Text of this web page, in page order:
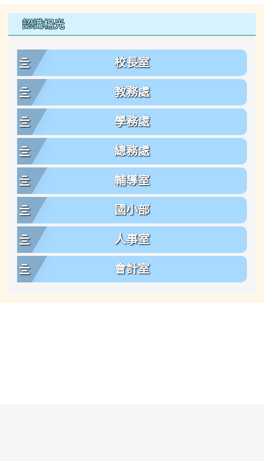
左邊區域內容
認識楊光
校長室
教務處
學務處
總務處
輔導室
國小部
人事室
會計室